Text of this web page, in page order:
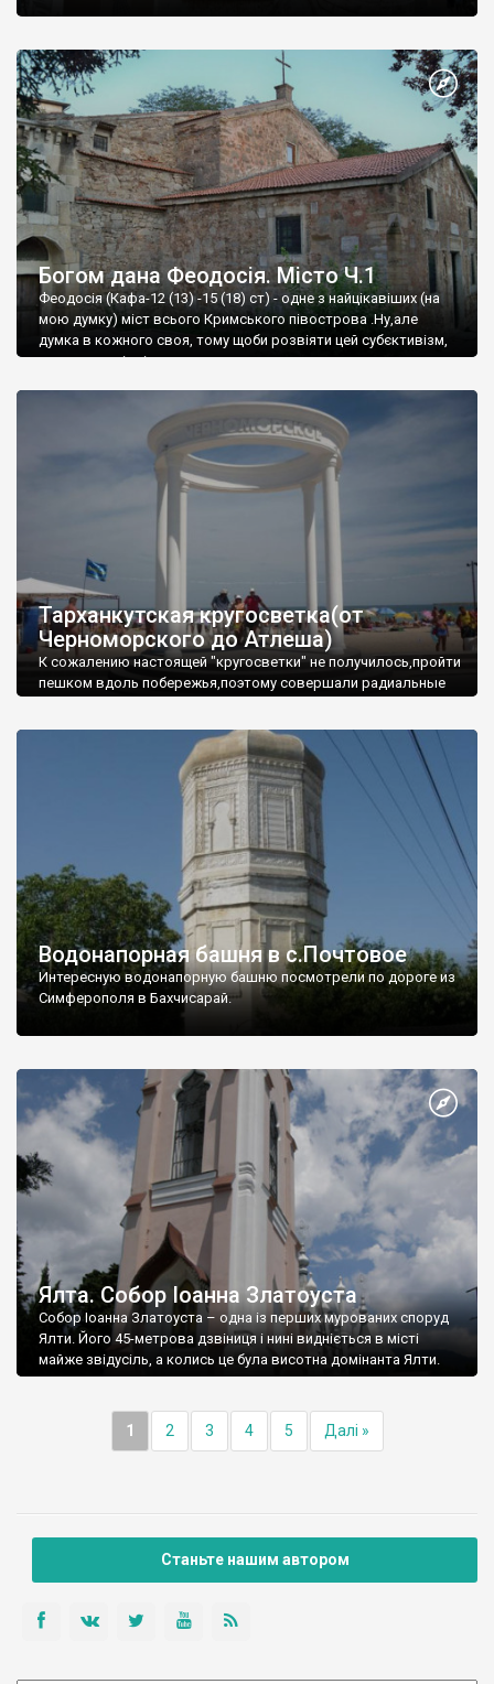
Богом дана Феодосія. Місто Ч.1
Феодосія (Кафа-12 (13) -15 (18) ст) - одне з найцікавіших (на
мою думку) міст всього Кримського півострова .Ну,але
думка в кожного своя, тому щоби розвіяти цей субєктивізм,
запрошую відвідати це
Тарханкутская кругосветка(от
Черноморского до Атлеша)
К сожалению настоящей "кругосветки" не получилось,пройти
пешком вдоль побережья,поэтому совершали радиальные
Водонапорная башня в с.Почтовое
Интересную водонапорную башню посмотрели по дороге из
Симферополя в Бахчисарай.
Ялта. Собор Іоанна Златоуста
Собор Іоанна Златоуста – одна із перших мурованих споруд
Ялти. Його 45-метрова дзвіниця і нині видніється в місті
майже звідусіль, а колись це була висотна домінанта Ялти.
1 2 3 4 5 Далі »
Станьте нашим автором